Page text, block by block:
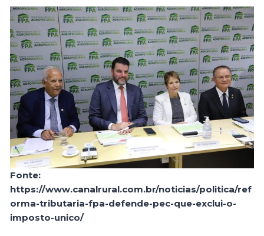
Fonte:
https://www.canalrural.com.br/noticias/politica/ref
orma-tributaria-fpa-defende-pec-que-exclui-o-
imposto-unico/